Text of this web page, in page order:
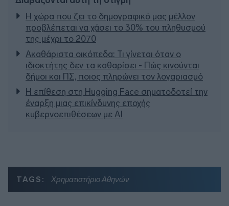
Η χώρα που ζει το δημογραφικό μας μέλλον
προβλέπεται να χάσει το 30% του πληθυσμού
της μέχρι το 2070
Ακαθάριστα οικόπεδα: Τι γίνεται όταν ο
ιδιοκτήτης δεν τα καθαρίσει - Πώς κινούνται
δήμοι και ΠΣ, ποιος πληρώνει τον λογαριασμό
Η επίθεση στη Hugging Face σηματοδοτεί την
έναρξη μιας επικίνδυνης εποχής
κυβερνοεπιθέσεων με AI
TAGS: Χρηματιστήριο Αθηνών